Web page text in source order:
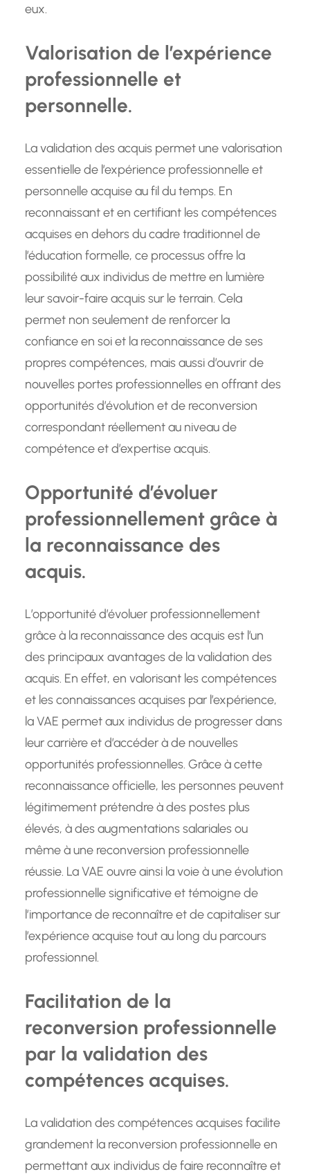
eux.
Valorisation de l’expérience
professionnelle et
personnelle.
La validation des acquis permet une valorisation
essentielle de l’expérience professionnelle et
personnelle acquise au fil du temps. En
reconnaissant et en certifiant les compétences
acquises en dehors du cadre traditionnel de
l’éducation formelle, ce processus offre la
possibilité aux individus de mettre en lumière
leur savoir-faire acquis sur le terrain. Cela
permet non seulement de renforcer la
confiance en soi et la reconnaissance de ses
propres compétences, mais aussi d’ouvrir de
nouvelles portes professionnelles en offrant des
opportunités d’évolution et de reconversion
correspondant réellement au niveau de
compétence et d’expertise acquis.
Opportunité d’évoluer
professionnellement grâce à
la reconnaissance des
acquis.
L’opportunité d’évoluer professionnellement
grâce à la reconnaissance des acquis est l’un
des principaux avantages de la validation des
acquis. En effet, en valorisant les compétences
et les connaissances acquises par l’expérience,
la VAE permet aux individus de progresser dans
leur carrière et d’accéder à de nouvelles
opportunités professionnelles. Grâce à cette
reconnaissance officielle, les personnes peuvent
légitimement prétendre à des postes plus
élevés, à des augmentations salariales ou
même à une reconversion professionnelle
réussie. La VAE ouvre ainsi la voie à une évolution
professionnelle significative et témoigne de
l’importance de reconnaître et de capitaliser sur
l’expérience acquise tout au long du parcours
professionnel.
Facilitation de la
reconversion professionnelle
par la validation des
compétences acquises.
La validation des compétences acquises facilite
grandement la reconversion professionnelle en
permettant aux individus de faire reconnaître et